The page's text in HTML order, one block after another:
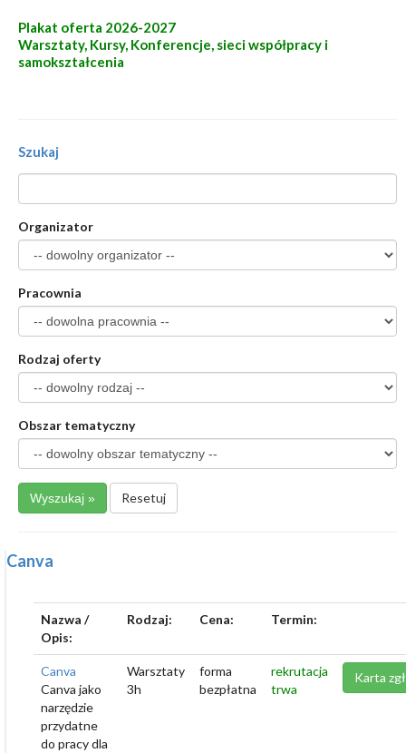
Plakat oferta 2026-2027
Warsztaty, Kursy, Konferencje, sieci współpracy i
samokształcenia
Szukaj
Organizator
Pracownia
Rodzaj oferty
Obszar tematyczny
Resetuj
Canva
Nazwa /
Opis:
Rodzaj: Cena: Termin:
Canva
Canva jako
narzędzie
przydatne
do pracy dla
Warsztaty
3h
forma
bezpłatna
rekrutacja
trwa
Karta